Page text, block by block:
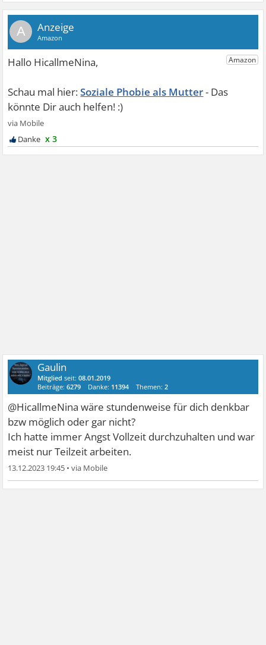
A
Soziale Phobie als Mutter
x 3
Gaulin
Mitglied seit:08.01.2019
Beiträge:6279 Danke: 11394 Themen:2
@HicallmeNina wäre stundenweise für dich denkbar
bzw möglich oder gar nicht?
Ich hatte immer Angst Vollzeit durchzuhalten und war
meist nur Teilzeit arbeiten.
13.12.2023 19:45 •